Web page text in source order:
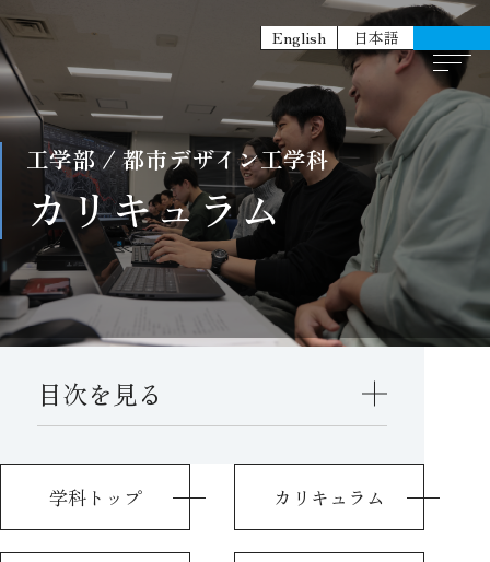
English 日本語
工学部 / 都市デザイン工学科
カリキュラム
目次を見る
学科トップ カリキュラム